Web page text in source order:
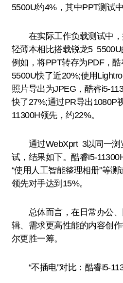
5500U约4%，其中PPT测试
在实际工作负载测试中，
轻薄本相比搭载锐龙5 5500U
例如，将PPT转存为PDF，
5500U快了近20%;使用
照片导出为JPEG，酷睿i5-
快了27%;通过PR导出1080P
11300H领先，约22%。
通过WebXprt 3以同一浏
试，结果如下。酷睿i5-
“使用人工智能整理相册”等
领先对手达到15%。
总体而言，在日常办公、
辑、需求更高性能的内容创
尔更胜一筹。
“不插电”对比：酷睿i5-